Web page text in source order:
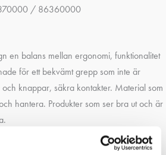
/ 86360000
en balans mellan ergonomi, funktionalitet
för ett bekvämt grepp som inte är
och knappar, säkra kontakter. Material som
hantera. Produkter som ser bra ut och är